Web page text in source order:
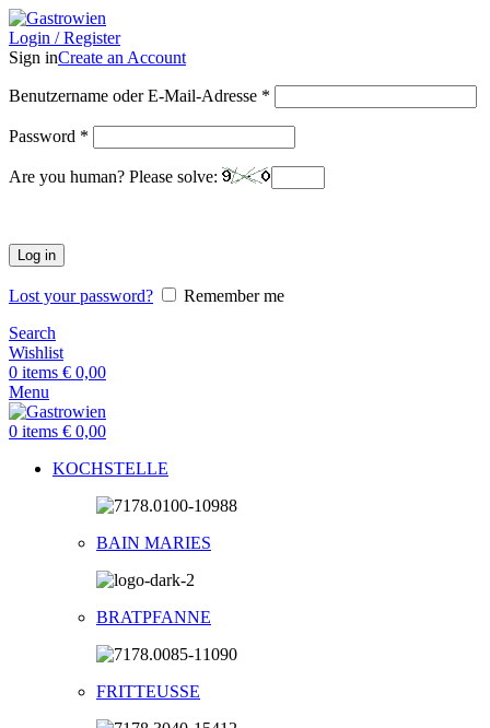
Login / Register
Sign inCreate an Account
Benutzername oder E-Mail-Adresse *
Password *
Are you human? Please solve:
Log in
Lost your password?
Remember me
Search
Wishlist
0 items € 0,00
Menu
0 items € 0,00
KOCHSTELLE
BAIN MARIES
BRATPFANNE
FRITTEUSSE